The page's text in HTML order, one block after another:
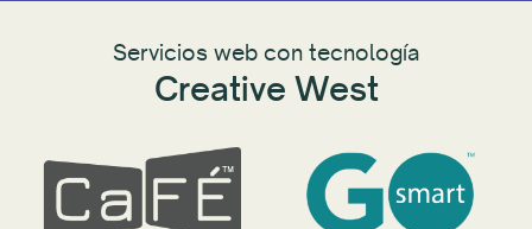
Servicios web con tecnología
Creative West